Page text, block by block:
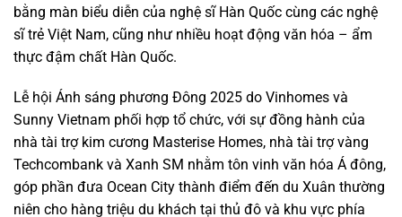
bằng màn biểu diễn của nghệ sĩ Hàn Quốc cùng các nghệ
sĩ trẻ Việt Nam, cũng như nhiều hoạt động văn hóa – ẩm
thực đậm chất Hàn Quốc.
Lễ hội Ánh sáng phương Đông 2025 do Vinhomes và
Sunny Vietnam phối hợp tổ chức, với sự đồng hành của
nhà tài trợ kim cương Masterise Homes, nhà tài trợ vàng
Techcombank và Xanh SM nhằm tôn vinh văn hóa Á đông,
góp phần đưa Ocean City thành điểm đến du Xuân thường
niên cho hàng triệu du khách tại thủ đô và khu vực phía